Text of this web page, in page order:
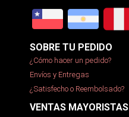
SOBRE TU PEDIDO
¿Cómo hacer un pedido?
Envíos y Entregas
¿Satisfecho o Reembolsado?
VENTAS MAYORISTAS